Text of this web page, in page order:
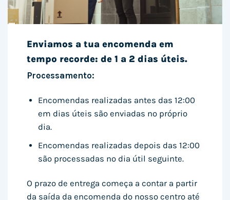
Enviamos a tua encomenda em
tempo recorde: de 1 a 2 dias úteis.
Processamento:
Encomendas realizadas antes das 12:00
em dias úteis são enviadas no próprio
dia.
Encomendas realizadas depois das 12:00
são processadas no dia útil seguinte.
O prazo de entrega começa a contar a partir
da saída da encomenda do nosso centro até